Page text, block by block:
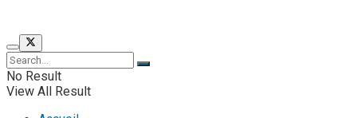
No Result
View All Result